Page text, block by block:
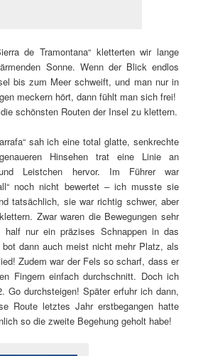
de Tramontana“ kletterten wir lange
Sonne. Wenn der Blick endlos
bis zum Meer schweift, und man nur in
meckern hört, dann fühlt man sich frei!
schönsten Routen der Insel zu klettern.
sah ich eine total glatte, senkrechte
Hinsehen trat eine Linie an
Leistchen hervor. Im Führer war
noch nicht bewertet – ich musste sie
tatsächlich, sie war richtig schwer, aber
Zwar waren die Bewegungen sehr
half nur ein präzises Schnappen in das
dann auch meist nicht mehr Platz, als
Zudem war der Fels so scharf, dass er
Fingern einfach durchschnitt. Doch ich
Go durchsteigen! Später erfuhr ich dann,
Route letztes Jahr erstbegangen hatte
so die zweite Begehung geholt habe!